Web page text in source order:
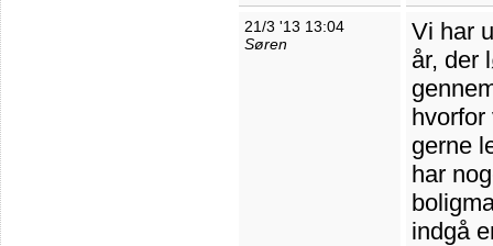
21/3 '13 13:04
Søren
Vi har
år, der
gerne
har
indgå